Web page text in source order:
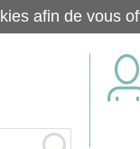
afin de